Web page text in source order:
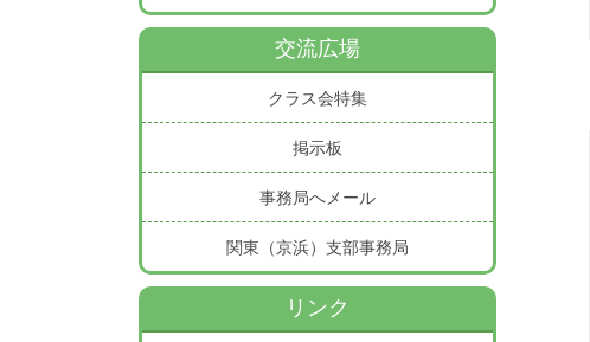
交流広場
クラス会特集
掲示板
事務局へメール
関東（京浜）支部事務局
リンク